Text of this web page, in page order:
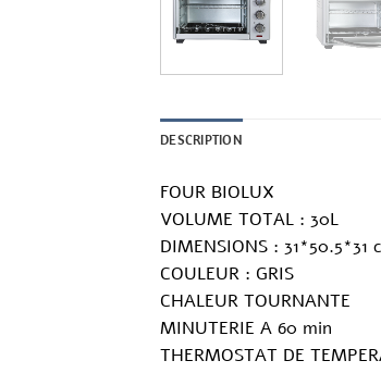
DESCRIPTION
FOUR BIOLUX
VOLUME TOTAL : 30L
DIMENSIONS : 31*50.5*31
COULEUR : GRIS
CHALEUR TOURNANTE
MINUTERIE A 60 min
THERMOSTAT DE